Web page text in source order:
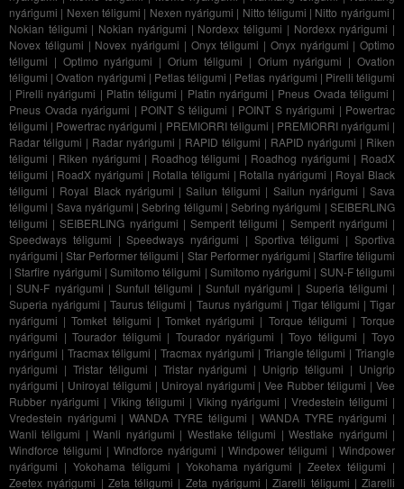
nyárigumi | Nexen téligumi | Nexen nyárigumi | Nitto téligumi | Nitto nyárigumi |
Nokian téligumi | Nokian nyárigumi | Nordexx téligumi | Nordexx nyárigumi |
Novex téligumi | Novex nyárigumi | Onyx téligumi | Onyx nyárigumi | Optimo
téligumi | Optimo nyárigumi |Orium téligumi | Orium nyárigumi |Ovation
téligumi |Ovation nyárigumi | Petlas téligumi | Petlas nyárigumi | Pirelli téligumi
| Pirelli nyárigumi | Platin téligumi | Platin nyárigumi | Pneus Ovada téligumi |
Pneus Ovada nyárigumi | POINT S téligumi | POINT S nyárigumi | Powertrac
téligumi | Powertrac nyárigumi | PREMIORRI téligumi | PREMIORRI nyárigumi |
Radar téligumi | Radar nyárigumi | RAPID téligumi | RAPID nyárigumi | Riken
téligumi | Riken nyárigumi | Roadhog téligumi | Roadhog nyárigumi | RoadX
téligumi | RoadX nyárigumi | Rotalla téligumi | Rotalla nyárigumi | Royal Black
téligumi | Royal Black nyárigumi |Sailun téligumi | Sailun nyárigumi |Sava
téligumi | Sava nyárigumi |Sebring téligumi |Sebring nyárigumi |SEIBERLING
téligumi |SEIBERLING nyárigumi |Semperit téligumi | Semperit nyárigumi |
Speedways téligumi |Speedways nyárigumi | Sportiva téligumi |Sportiva
nyárigumi |Star Performer téligumi | Star Performer nyárigumi | Starfire téligumi
|Starfire nyárigumi |Sumitomo téligumi | Sumitomo nyárigumi | SUN-F téligumi
|SUN-F nyárigumi | Sunfull téligumi | Sunfull nyárigumi | Superia téligumi |
Superia nyárigumi |Taurus téligumi | Taurus nyárigumi | Tigar téligumi |Tigar
nyárigumi |Tomket téligumi | Tomket nyárigumi | Torque téligumi |Torque
nyárigumi |Tourador téligumi | Tourador nyárigumi |Toyo téligumi |Toyo
nyárigumi | Tracmax téligumi |Tracmax nyárigumi | Triangle téligumi |Triangle
nyárigumi | Tristar téligumi | Tristar nyárigumi | Unigrip téligumi | Unigrip
nyárigumi | Uniroyal téligumi | Uniroyal nyárigumi |Vee Rubber téligumi |Vee
Rubber nyárigumi | Viking téligumi | Viking nyárigumi |Vredestein téligumi |
Vredestein nyárigumi |WANDA TYRE téligumi | WANDA TYRE nyárigumi |
Wanli téligumi |Wanli nyárigumi | Westlake téligumi |Westlake nyárigumi |
Windforce téligumi | Windforce nyárigumi | Windpower téligumi | Windpower
nyárigumi | Yokohama téligumi | Yokohama nyárigumi |Zeetex téligumi |
Zeetex nyárigumi | Zeta téligumi | Zeta nyárigumi |Ziarelli téligumi | Ziarelli